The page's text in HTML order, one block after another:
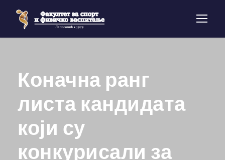
Коначна ранг
листа кандидата
који су
конкурисали за